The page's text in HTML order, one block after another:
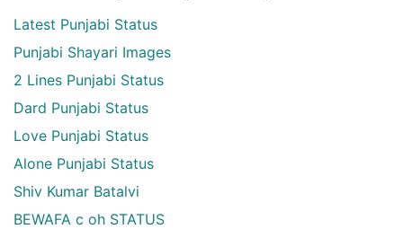
Latest Punjabi Status
Punjabi Shayari Images
2 Lines Punjabi Status
Dard Punjabi Status
Love Punjabi Status
Alone Punjabi Status
Shiv Kumar Batalvi
BEWAFA c oh STATUS